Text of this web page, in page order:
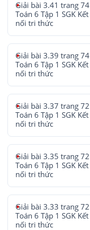
Giải bài 3.41 trang 74
Toán 6 Tập 1 SGK Kết
nối tri thức
Giải bài 3.39 trang 74
Toán 6 Tập 1 SGK Kết
nối tri thức
Giải bài 3.37 trang 72
Toán 6 Tập 1 SGK Kết
nối tri thức
Giải bài 3.35 trang 72
Toán 6 Tập 1 SGK Kết
nối tri thức
Giải bài 3.33 trang 72
Toán 6 Tập 1 SGK Kết
nối tri thức